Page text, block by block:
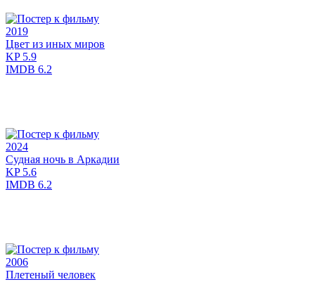
2019
Цвет из иных миров
KP5.9
IMDB 6.2
2024
Судная ночь в Аркадии
KP5.6
IMDB 6.2
2006
Плетеный человек